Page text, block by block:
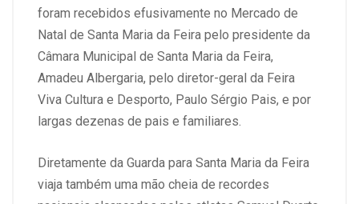
foram recebidos efusivamente no Mercado de
Natal de Santa Maria da Feira pelo presidente da
Câmara Municipal de Santa Maria da Feira,
Amadeu Albergaria, pelo diretor-geral da Feira
Viva Cultura e Desporto, Paulo Sérgio Pais, e por
largas dezenas de pais e familiares.
Diretamente da Guarda para Santa Maria da Feira
viaja também uma mão cheia de recordes